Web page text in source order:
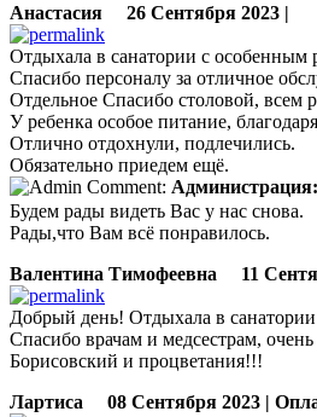
Анастасия
26 Сентября 2023 |
Отдыхала в санатории с особенным
Спасибо персоналу за отличное
Отдельное Спасибо столовой, всем
У ребенка особое питание,
Отлично отдохнули, подлечились.
Обязательно приедем ещё.
Администрация:
Будем рады видеть Вас у нас снова.
Рады,что Вам всё понравилось.
Валентина Тимофеевна
11
Добрый день! Отдыхала в санатории
Спасибо врачам и медсестрам,
Борисовский и процветания!!!
Лартиса
08 Сентября 2023 |